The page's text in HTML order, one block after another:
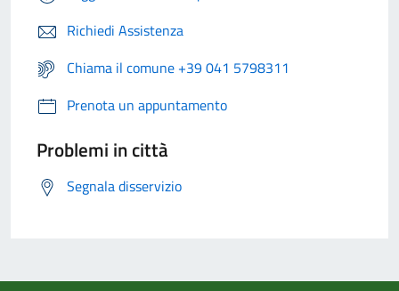
Richiedi Assistenza
Chiama il comune +39 041 5798311
Prenota un appuntamento
Problemi in città
Segnala disservizio